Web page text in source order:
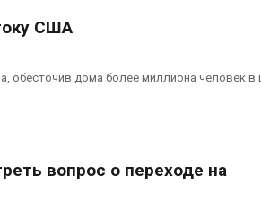
США
обесточив дома более миллиона человек в
вопрос о переходе на